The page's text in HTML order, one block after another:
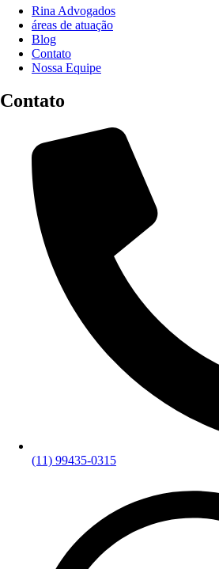
Rina Advogados
áreas de atuação
Blog
Contato
Nossa Equipe
Contato
(11) 99435-0315